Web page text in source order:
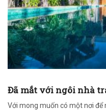
Đã mắt với ngôi nhà
Với mong muốn có một nơi để